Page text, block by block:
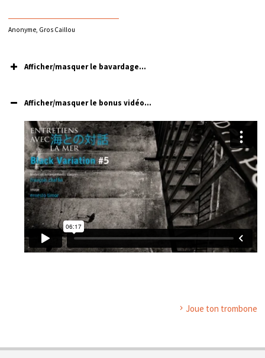
Anonyme, Gros Caillou
Afficher/masquer le bavardage...
Afficher/masquer le bonus vidéo...
Joue ton trombone